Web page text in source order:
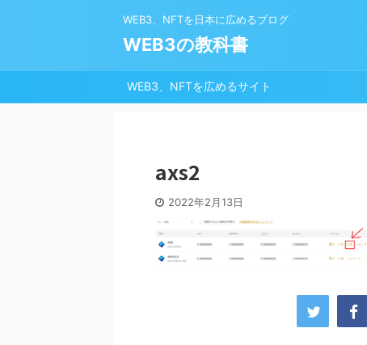
WEB3、NFTを日本に広めるブログ
WEB3の教科書
WEB3、NFTを広めるサイト
axs2
2022年2月13日